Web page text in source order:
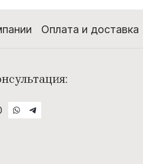
Оплата и доставка